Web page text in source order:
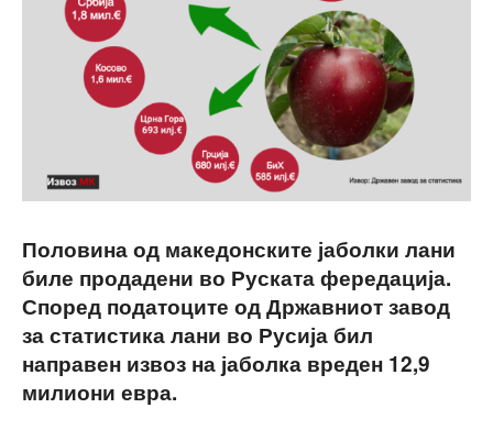
Половина од македонските јаболки лани
биле продадени во Руската фередација.
Според податоците од Државниот завод
за статистика лани во Русија бил
направен извоз на јаболка вреден 12,9
милиони евра.